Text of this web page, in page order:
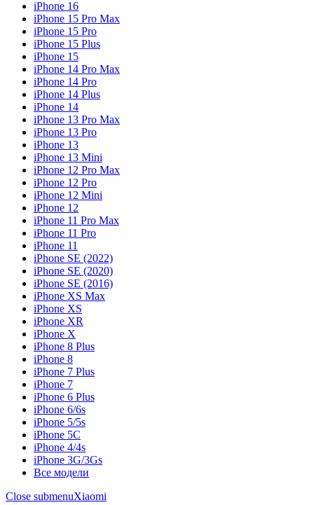
iPhone 16
iPhone 15 Pro Max
iPhone 15 Pro
iPhone 15 Plus
iPhone 15
iPhone 14 Pro Max
iPhone 14 Pro
iPhone 14 Plus
iPhone 14
iPhone 13 Pro Max
iPhone 13 Pro
iPhone 13
iPhone 13 Mini
iPhone 12 Pro Max
iPhone 12 Pro
iPhone 12 Mini
iPhone 12
iPhone 11 Pro Max
iPhone 11 Pro
iPhone 11
iPhone SE (2022)
iPhone SE (2020)
iPhone SE (2016)
iPhone XS Max
iPhone XS
iPhone XR
iPhone X
iPhone 8 Plus
iPhone 8
iPhone 7 Plus
iPhone 7
iPhone 6 Plus
iPhone 6/6s
iPhone 5/5s
iPhone 5C
iPhone 4/4s
iPhone 3G/3Gs
Все модели
Close submenuXiaomi